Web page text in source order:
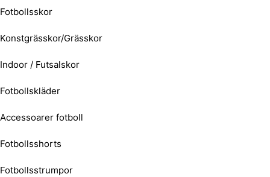
Fotbollsskor
Konstgrässkor/Grässkor
Indoor / Futsalskor
Fotbollskläder
Accessoarer fotboll
Fotbollsshorts
Fotbollsstrumpor